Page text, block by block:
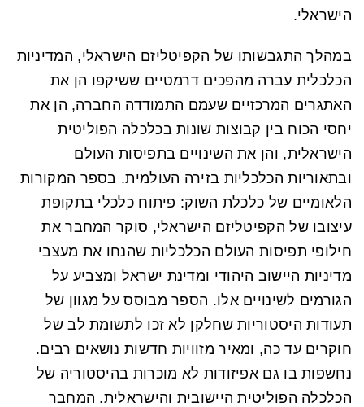
הישראלי.
במהלך התגבשותו של הקפיטליזם הישראלי, המדיניות
הכלכלית עברה מהפכים דרמטיים ששיקפו הן את
האתגרים המרכזיים שעמם התמודדה החברה, הן את
יחסי הכוח בין קבוצות שונות בכלכלה הפוליטית
הישראלית, והן את השינויים בתפיסות העולם
ובתאוריות הכלכליות בזירה העולמית. בספר המקורות
הלאומיים של כלכלת השוק: פיתוח כלכלי בתקופת
עיצובו של הקפיטליזם הישראלי, סוקר המחבר את
חילופי תפיסות העולם הכלכליות שהנחו את מעצבי
מדיניות היישוב היהודי ומדינת ישראל ומצביע על
הגורמים לשינויים אלו. הספר מבוסס על מגוון של
תעודות היסטוריות שחלקן לא זכו לתשומת לב של
חוקרים עד כה, ומאיר מזוויות חדשות נושאים רבים.
נחשפות בו גם אפיזודות לא מוכרות בהיסטוריה של
הכלכלה הפוליטית היישובית והישראלית. המחבר